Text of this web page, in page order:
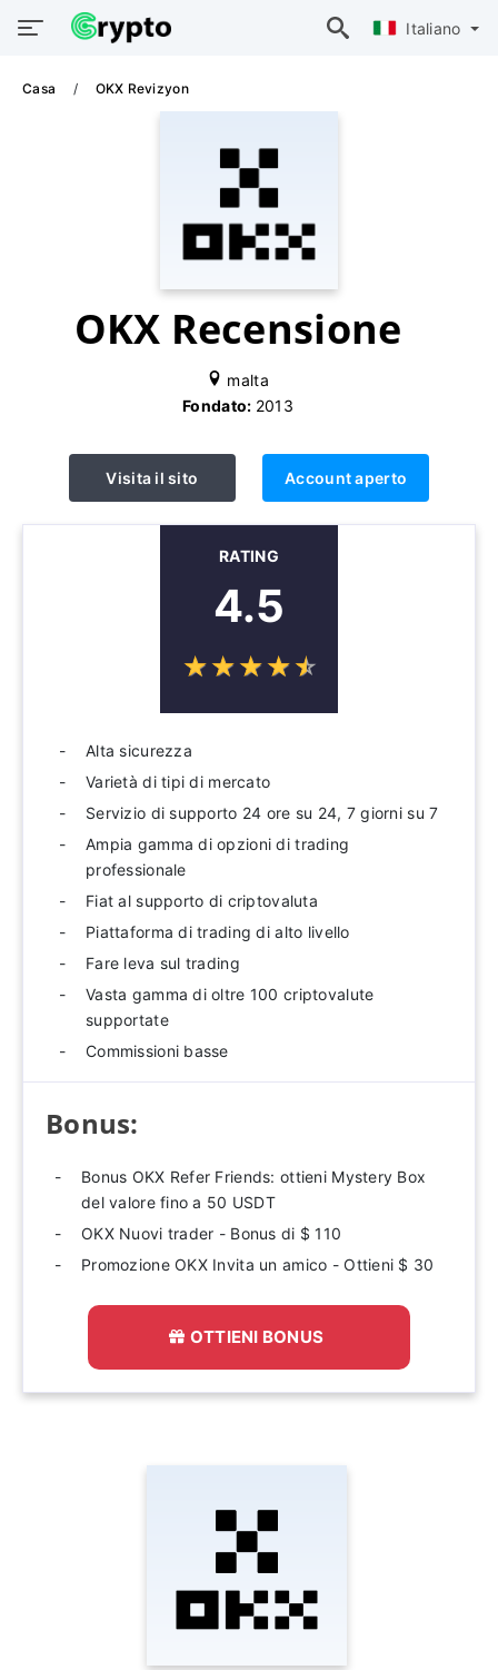
Italiano
Casa OKX Revizyon
OKX Recensione
malta
Fondato: 2013
Visita il sito Account aperto
RATING
4.5
☆☆☆☆☆
★★★★★
Alta sicurezza
Varietà di tipi di mercato
Servizio di supporto 24 ore su 24, 7 giorni su 7
Ampia gamma di opzioni di trading
professionale
Fiat al supporto di criptovaluta
Piattaforma di trading di alto livello
Fare leva sul trading
Vasta gamma di oltre 100 criptovalute
supportate
Commissioni basse
Bonus:
Bonus OKX Refer Friends: ottieni Mystery Box
del valore fino a 50 USDT
OKX Nuovi trader - Bonus di $ 110
Promozione OKX Invita un amico - Ottieni $ 30
OTTIENI BONUS